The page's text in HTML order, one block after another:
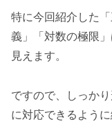
特に今回紹介した
義」「対数の極限
見えます。
ですので、しっか
に対応できるよう